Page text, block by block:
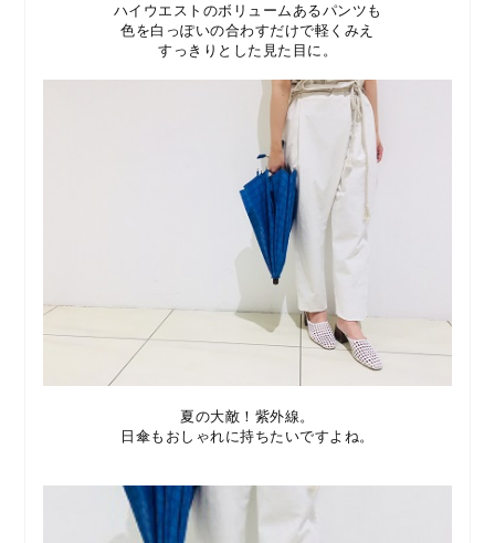
ハイウエストのボリュームあるパンツも
色を白っぽいの合わすだけで軽くみえ
すっきりとした見た目に。
夏の大敵！紫外線。
日傘もおしゃれに持ちたいですよね。